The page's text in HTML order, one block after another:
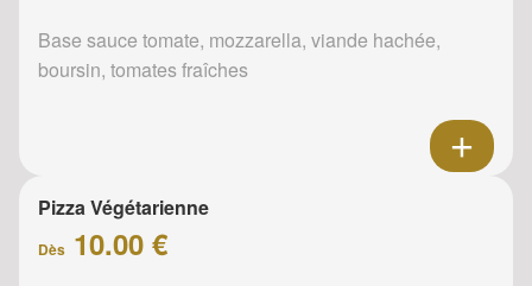
Base sauce tomate, mozzarella, viande hachée,
boursin, tomates fraîches
Pizza Végétarienne
Dès 10.00 €